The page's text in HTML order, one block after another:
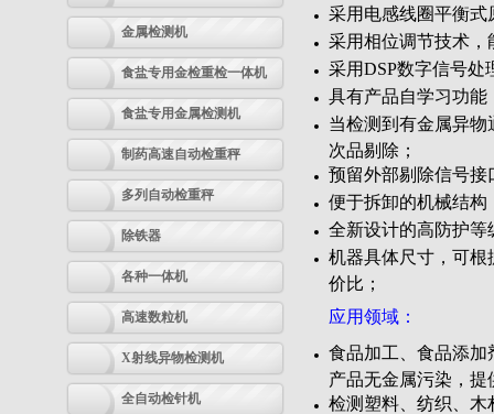
金属检测机
食盐专用金检重检一体机
食盐专用金属检测机
制药高速自动检重秤
多列自动检重秤
除铁器
各种一体机
高速数粒机
X射线异物检测机
全自动检针机
采用电感线圈平衡
采用相位调节技术
采用DSP数字信号
具有产品自学习功
当检测到有金属异
次品剔除；
预留外部剔除信号
便于拆卸的机械结
全新设计的高防护等
机器具体尺寸，可
价比；
应用领域：
食品加工、食品添
产品无金属污染，提
检测塑料、纺织、